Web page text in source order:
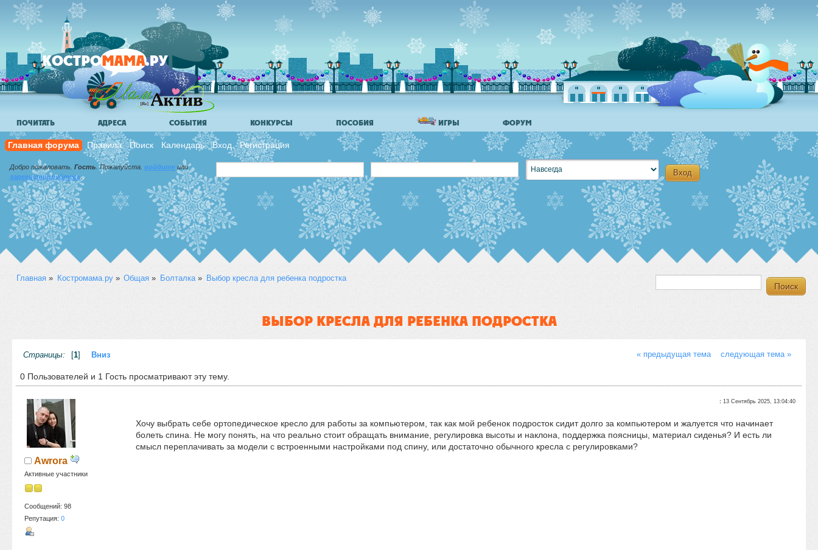
ПОЧИТАТЬ АДРЕСА СОБЫТИЯ КОНКУРСЫ ПОСОБИЯ ИГРЫ ФОРУМ
Главная форума Правила Поиск Календарь Вход Регистрация
Добро пожаловать,Гость. Пожалуйста, войдите или
зарегистрируйтесь.
Главная » Костромама.ру» Общая » Болталка» Выбор кресла для ребенка подростка
ВЫБОР КРЕСЛА ДЛЯ РЕБЕНКА ПОДРОСТКА
« предыдущая тема следующая тема »
Страницы: 1 Вниз
0 Пользователей и 1 Гость просматривают эту тему.
Awrora
Активные участники
Сообщений: 98
Репутация: 0
:13 Сентябрь 2025, 13:04:40
Хочу выбрать себе ортопедическое кресло для работы за компьютером, так как мой ребенок подросток сидит долго за компьютером и жалуется что начинает
болеть спина. Не могу понять, на что реально стоит обращать внимание, регулировка высоты и наклона, поддержка поясницы, материал сиденья? И есть ли
смысл переплачивать за модели с встроенными настройками под спину, или достаточно обычного кресла с регулировками?